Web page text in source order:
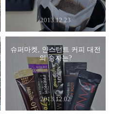
2013.12.23
슈퍼마켓, 인스턴트 커피 대전
의 승자는?
2013.12.02